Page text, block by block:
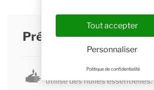
Tout accepter
Personnaliser
Politique de confidentialité
Précautions
Se laver les mains avant et
utilisé des huiles essentielles.